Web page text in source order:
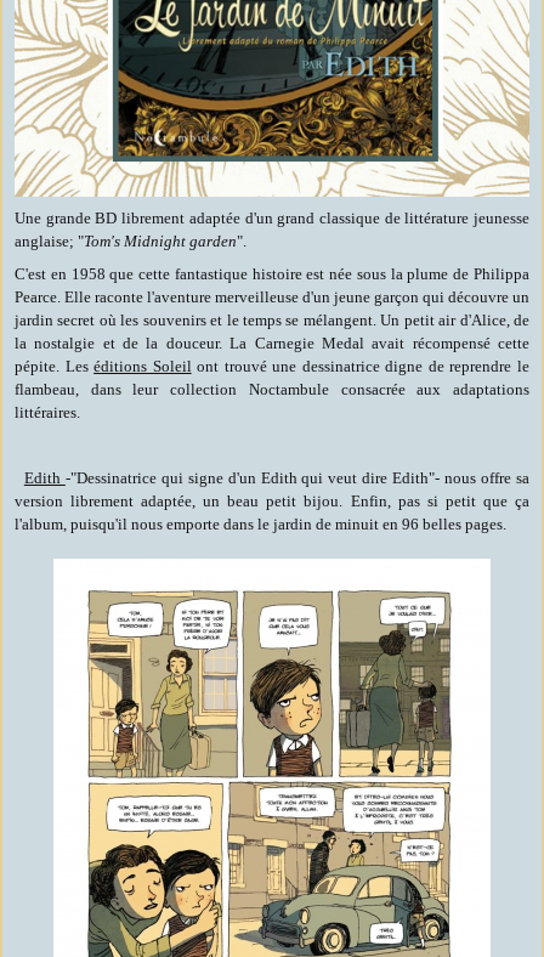
Une grande BD librement adaptée d'un grand classique de littérature jeunesse
anglaise; "Tom's Midnight garden".
C'est en 1958 que cette fantastique histoire est née sous la plume de Philippa
Pearce. Elle raconte l'aventure merveilleuse d'un jeune garçon qui découvre un
jardin secret où les souvenirs et le temps se mélangent. Un petit air d'Alice, de
la nostalgie et de la douceur. La Carnegie Medal avait récompensé cette
pépite. Leséditions Soleil ont trouvé une dessinatrice digne de reprendre le
flambeau, dans leur collection Noctambule consacrée aux adaptations
littéraires.
Edith -"Dessinatrice qui signe d'un Edith qui veut dire Edith"- nous offre sa
version librement adaptée, un beau petit bijou. Enfin, pas si petit que ça
l'album, puisqu'il nous emporte dans le jardin de minuit en 96 belles pages.